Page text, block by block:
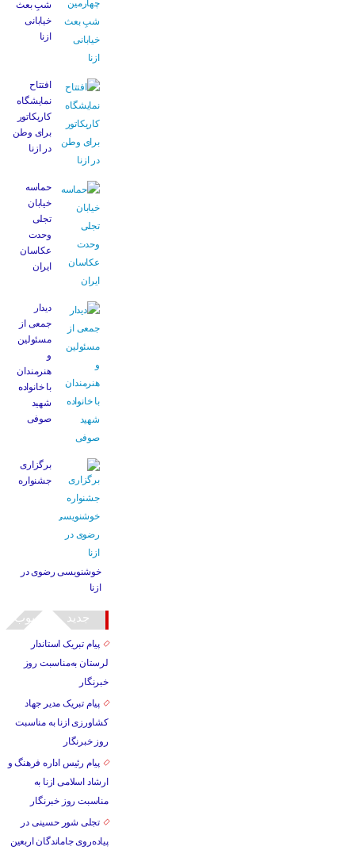
شبِ بعث
خیابانی
ازنا
افتتاح
نمایشگاه
کاریکاتور
برای وطن
در ازنا
حماسه
خیابان
تجلی
وحدت
عکاسان
ایران
دیدار
جمعی از
مسئولین
و
هنرمندان
با خانواده
شهید
صوفی
برگزاری
جشنواره
خوشنویسی رضوی در
ازنا
جدید محبوب
پیام تبریک استاندار
لرستان به‌مناسبت روز
خبرنگار
پیام تبریک مدیر جهاد
کشاورزی ازنا به مناسبت
روز خبرنگار
پیام رئیس اداره فرهنگ و
ارشاد اسلامی ازنا به
مناسبت روز خبرنگار
تجلی شور حسینی در
پیاده‌روی جاماندگان اربعین